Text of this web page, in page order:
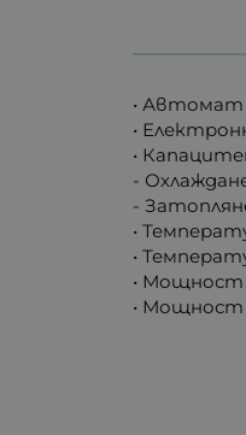
• Автомат
•
•
-
-
•
•
• Мощност
• Мощност